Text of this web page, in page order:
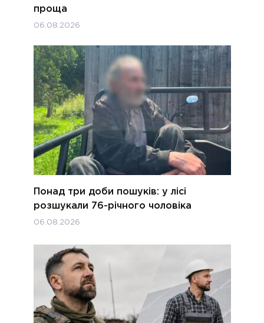
проща
06.08.2026
Понад три доби пошуків: у лісі
розшукали 76-річного чоловіка
06.08.2026